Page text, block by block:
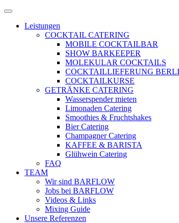
Zum
springen
Menü
öffnenLeistungen
COCKTAIL CATERING
MOBILE COCKTAILBAR
SHOW BARKEEPER
MOLEKULAR COCKTAILS
COCKTAILLIEFERUNG
COCKTAILKURSE
GETRÄNKE CATERING
Wasserspender mieten
Limonaden Catering
Smoothies & Fruchtshakes
Bier Catering
Champagner Catering
KAFFEE & BARISTA
Glühwein Catering
FAQ
TEAM
Wir sind BARFLOW
Jobs bei BARFLOW
Videos & Links
Mixing Guide
Unsere Referenzen